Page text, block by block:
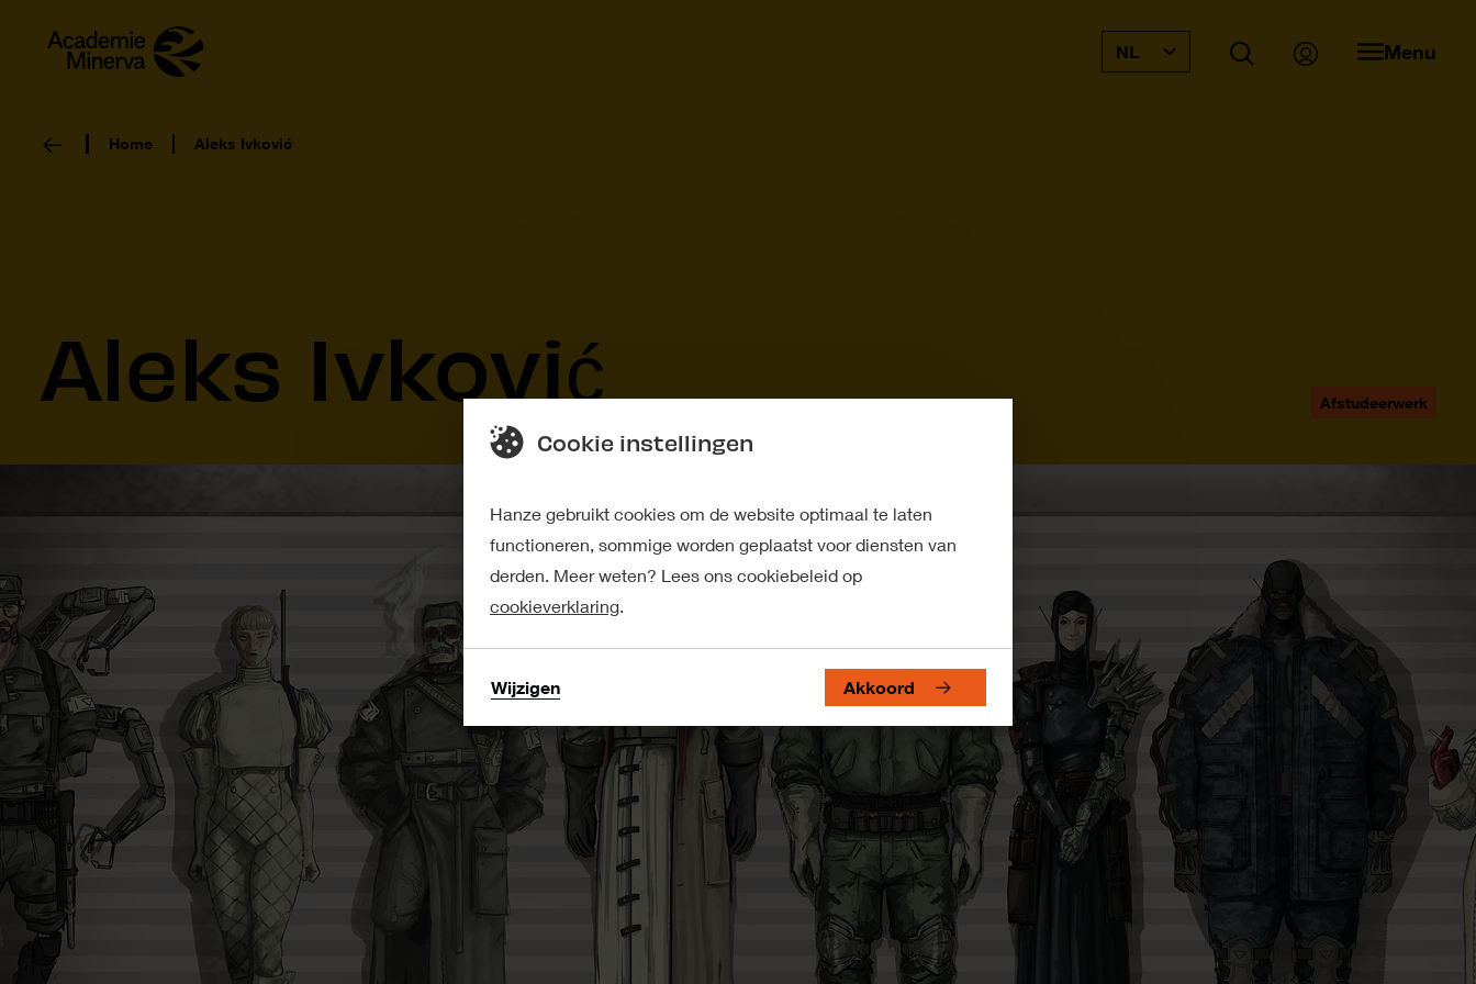
NL Menu
Home Aleks Ivković
Aleks Ivković Afstudeerwerk
Cookie instellingen
Hanze gebruikt cookies om de website optimaal te laten
functioneren, sommige worden geplaatst voor diensten van
derden. Meer weten? Lees ons cookiebeleid op
cookieverklaring.
Wijzigen Akkoord